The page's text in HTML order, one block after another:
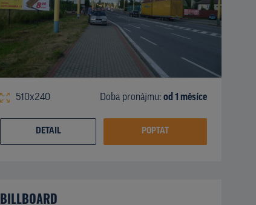
510x240 Doba pronájmu: od 1 měsíce
DETAIL POPTAT
BILLBOARD